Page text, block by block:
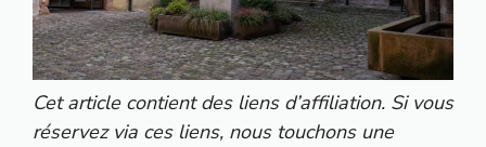
Cet article contient des liens d’affiliation. Si vous
réservez via ces liens, nous touchons une